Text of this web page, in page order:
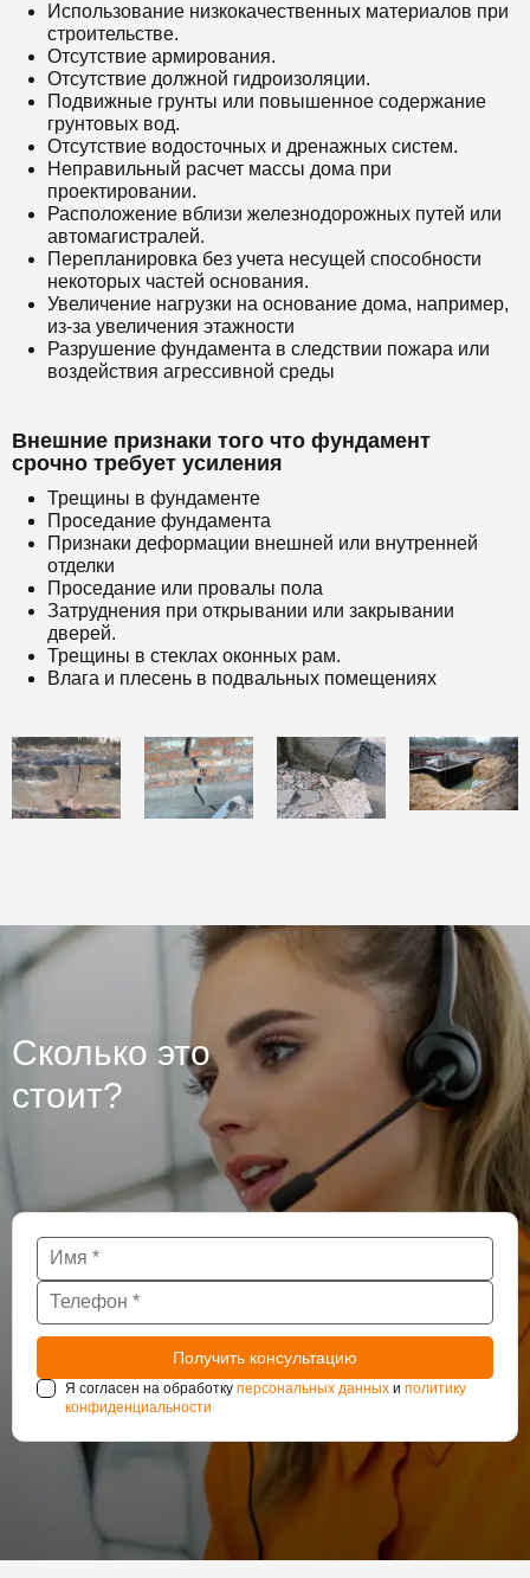
Использование низкокачественных материалов при
строительстве.
Отсутствие армирования.
Отсутствие должной гидроизоляции.
Подвижные грунты или повышенное содержание
грунтовых вод.
Отсутствие водосточных и дренажных систем.
Неправильный расчет массы дома при
проектировании.
Расположение вблизи железнодорожных путей или
автомагистралей.
Перепланировка без учета несущей способности
некоторых частей основания.
Увеличение нагрузки на основание дома, например,
из-за увеличения этажности
Разрушение фундамента в следствии пожара или
воздействия агрессивной среды
Внешние признаки того что фундамент
срочно требует усиления
Трещины в фундаменте
Проседание фундамента
Признаки деформации внешней или внутренней
отделки
Проседание или провалы пола
Затруднения при открывании или закрывании
дверей.
Трещины в стеклах оконных рам.
Влага и плесень в подвальных помещениях
Сколько это
стоит?
Я согласен на обработку персональных данных и политику
конфиденциальности